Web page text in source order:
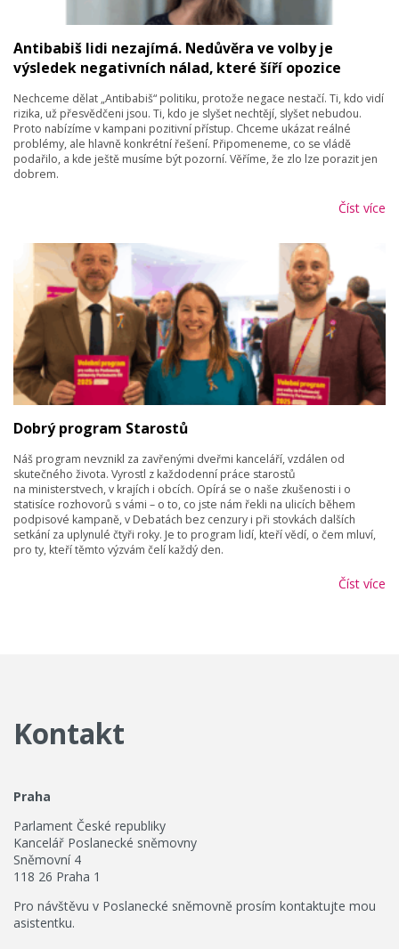
Antibabiš lidi nezajímá. Nedůvěra ve volby je
výsledek negativních nálad, které šíří opozice
Nechceme dělat „Antibabiš“ politiku, protože negace nestačí. Ti, kdo vidí
rizika, už přesvědčeni jsou. Ti, kdo je slyšet nechtějí, slyšet nebudou.
Proto nabízíme v kampani pozitivní přístup. Chceme ukázat reálné
problémy, ale hlavně konkrétní řešení. Připomeneme, co se vládě
podařilo, a kde ještě musíme být pozorní. Věříme, že zlo lze porazit jen
dobrem.
Číst více
Dobrý program Starostů
Náš program nevznikl za zavřenými dveřmi kanceláří, vzdálen od
skutečného života. Vyrostl z každodenní práce starostů
na ministerstvech, v krajích i obcích. Opírá se o naše zkušenosti i o
statisíce rozhovorů s vámi – o to, co jste nám řekli na ulicích během
podpisové kampaně, v Debatách bez cenzury i při stovkách dalších
setkání za uplynulé čtyři roky. Je to program lidí, kteří vědí, o čem mluví,
pro ty, kteří těmto výzvám čelí každý den.
Číst více
Kontakt
Praha
Parlament České republiky
Kancelář Poslanecké sněmovny
Sněmovní 4
118 26 Praha 1
Pro návštěvu v Poslanecké sněmovně prosím kontaktujte mou
asistentku.